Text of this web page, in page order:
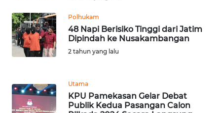
Polhukam
48 Napi Berisiko Tinggi dari Jatim
Dipindah ke Nusakambangan
2 tahun yang lalu
Utama
KPU Pamekasan Gelar Debat
Publik Kedua Pasangan Calon
OPINI
EDITORIAL
INDEKS
BERITA